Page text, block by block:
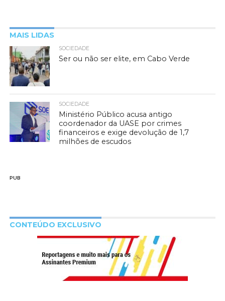
MAIS LIDAS
SOCIEDADE
Ser ou não ser elite, em Cabo Verde
SOCIEDADE
Ministério Público acusa antigo
coordenador da UASE por crimes
financeiros e exige devolução de 1,7
milhões de escudos
PUB
CONTEÚDO EXCLUSIVO